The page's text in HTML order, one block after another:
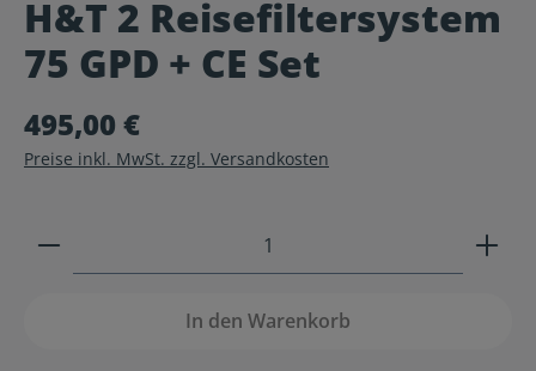
Durchschnittliche Bewertung von 0 von 5 Sternen
H&T 2 Reisefiltersystem
75 GPD + CE Set
495,00 €
Preise inkl. MwSt. zzgl. Versandkosten
Produkt Anzahl: Gib den gewünschten Wert ein
In den Warenkorb